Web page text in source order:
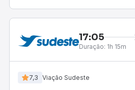
17:05
Duração: 1h 15m
7,3 Viação Sudeste